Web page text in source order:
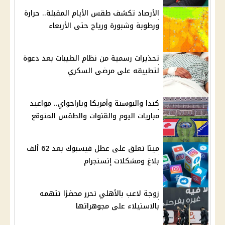
الأرصاد تكشف طقس الأيام المقبلة.. حرارة
ورطوبة وشبورة ورياح حتى الأربعاء
تحذيرات رسمية من نظام الطيبات بعد دعوة
لتطبيقه على مرضى السكري
كندا والبوسنة وأمريكا وباراجواي.. مواعيد
مباريات اليوم والقنوات والطقس المتوقع
ميتا تعلق على عطل فيسبوك بعد 62 ألف
بلاغ ومشكلات إنستجرام
زوجة لاعب بالأهلي تحرر محضرًا تتهمه
بالاستيلاء على مجوهراتها